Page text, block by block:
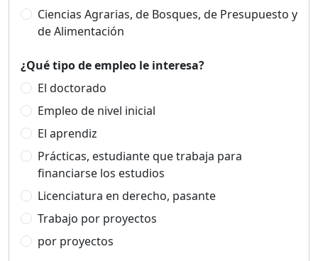
Ciencias Agrarias, de Bosques, de Presupuesto y
de Alimentación
¿Qué tipo de empleo le interesa?
El doctorado
Empleo de nivel inicial
El aprendiz
Prácticas, estudiante que trabaja para
financiarse los estudios
Licenciatura en derecho, pasante
Trabajo por proyectos
por proyectos